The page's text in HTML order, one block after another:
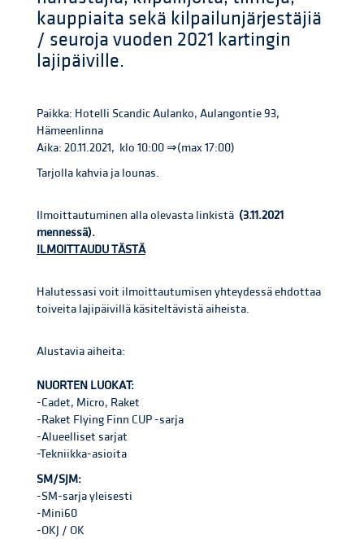
kauppiaita sekä kilpailunjärjestäjiä
/ seuroja vuoden 2021 kartingin
lajipäiville.
Paikka: Hotelli Scandic Aulanko, Aulangontie 93,
Hämeenlinna
Aika: 20.11.2021, klo 10:00 ⇒(max 17:00)
Tarjolla kahvia ja lounas.
Ilmoittautuminen alla olevasta linkistä (3.11.2021
mennessä).
ILMOITTAUDU TÄSTÄ
Halutessasi voit ilmoittautumisen yhteydessä ehdottaa
toiveita lajipäivillä käsiteltävistä aiheista.
Alustavia aiheita:
NUORTEN LUOKAT:
-Cadet, Micro, Raket
-Raket Flying Finn CUP -sarja
-Alueelliset sarjat
-Tekniikka-asioita
SM/SJM:
-SM-sarja yleisesti
-Mini60
-OKJ / OK